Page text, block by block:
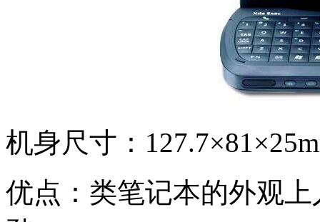
机身尺寸：
优点：类笔记本的外观